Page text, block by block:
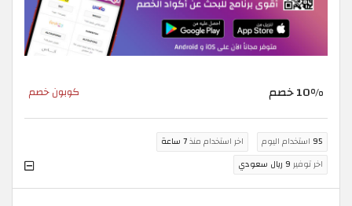
10% خصم كوبون خصم
95 استخدام اليوم اخر استخدام منذ7 ساعة
اخر توفير 9 ريال سعودي